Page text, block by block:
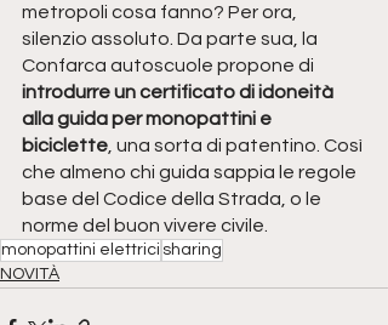
metropoli cosa fanno? Per ora,
silenzio assoluto. Da parte sua, la
Confarca autoscuole propone di
introdurre un certificato di idoneità
alla guida per monopattini e
biciclette , una sorta di patentino. Così
che almeno chi guida sappia le regole
base del Codice della Strada, o le
norme del buon vivere civile.
monopattini elettrici sharing
NOVITÀ